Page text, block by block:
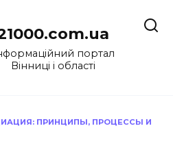
портал
Вінниці і області
ПРИНЦИПЫ, ПРОЦЕССЫ И